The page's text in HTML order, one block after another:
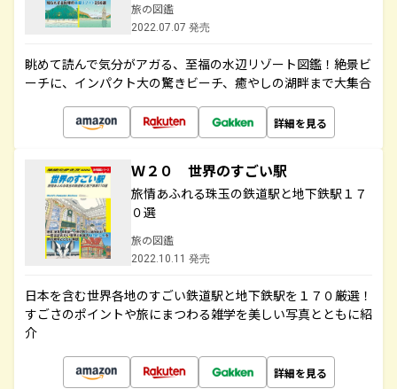
旅の図鑑
2022.07.07 発売
眺めて読んで気分がアガる、至福の水辺リゾート図鑑！絶景ビ
ーチに、インパクト大の驚きビーチ、癒やしの湖畔まで大集合
詳細を見る
Ｗ２０ 世界のすごい駅
旅情あふれる珠玉の鉄道駅と地下鉄駅１７
０選
旅の図鑑
2022.10.11 発売
日本を含む世界各地のすごい鉄道駅と地下鉄駅を１７０厳選！
すごさのポイントや旅にまつわる雑学を美しい写真とともに紹
介
詳細を見る